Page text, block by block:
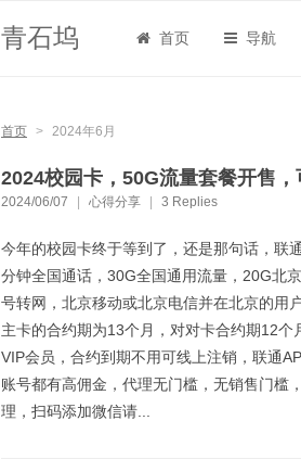
青石坞 首页 导航
首页 > 2024年6月
2024校园卡，50G流量套餐开售，
2024/06/07 心得分享 3 Replies
今年的校园卡终于等到了，还是那句话，联
分钟全国通话，30G全国通用流量，20G北
号转网，北京移动或北京电信并在北京的用
主卡的合约期为13个月，对对卡合约期12
VIP会员，合约到期不用可线上注销，联通
账号都有高佣金，代理无门槛，无销售门槛
理，扫码添加微信请...